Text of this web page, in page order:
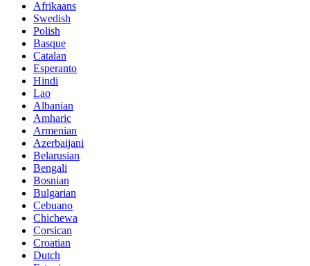
Afrikaans
Swedish
Polish
Basque
Catalan
Esperanto
Hindi
Lao
Albanian
Amharic
Armenian
Azerbaijani
Belarusian
Bengali
Bosnian
Bulgarian
Cebuano
Chichewa
Corsican
Croatian
Dutch